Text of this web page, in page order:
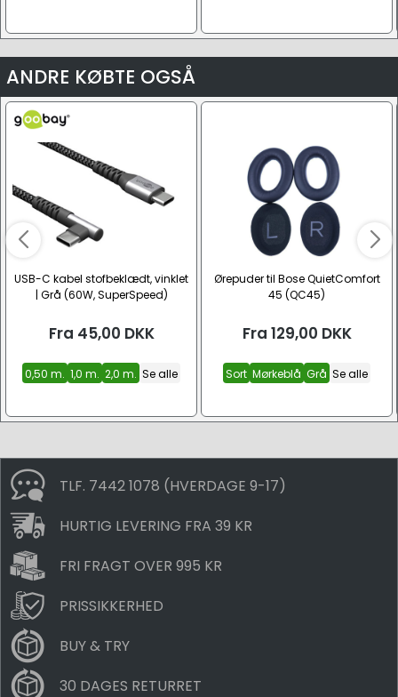
ANDRE KØBTE OGSÅ
USB-C kabel stofbeklædt, vinklet
| Grå (60W, SuperSpeed)
Fra 45,00 DKK
0,50 m. 1,0 m. 2,0 m. Se alle
Ørepuder til Bose QuietComfort
45 (QC45)
Fra 129,00 DKK
Sort Mørkeblå Grå Se alle
TLF. 7442 1078 (HVERDAGE 9-17)
HURTIG LEVERING FRA 39 KR
FRI FRAGT OVER 995 KR
PRISSIKKERHED
BUY & TRY
30 DAGES RETURRET